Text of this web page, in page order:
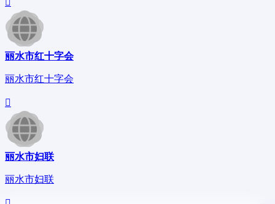
丽水市红十字会
丽水市红十字会
丽水市妇联
丽水市妇联